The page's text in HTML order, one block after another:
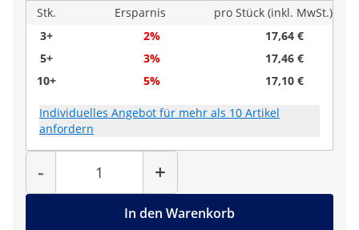
Stk.
Ersparnis
pro Stück (inkl. MwSt.)
3+
2%
17,64 €
5+
3%
17,46 €
10+
5% 17,10 €
Individuelles Angebot für mehr als 10 Artikel
anfordern
-
Menge
+
In den Warenkorb